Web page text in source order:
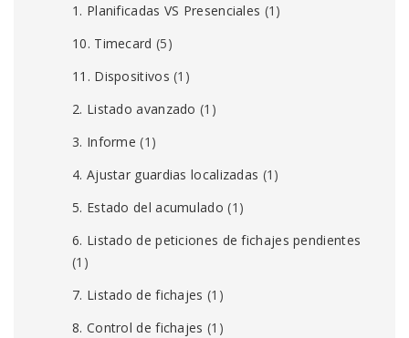
1. Planificadas VS Presenciales (1)
10. Timecard (5)
11. Dispositivos (1)
2. Listado avanzado (1)
3. Informe (1)
4. Ajustar guardias localizadas (1)
5. Estado del acumulado (1)
6. Listado de peticiones de fichajes pendientes
(1)
7. Listado de fichajes (1)
8. Control de fichajes (1)